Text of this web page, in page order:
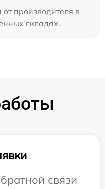
производителя в
складах.
связи